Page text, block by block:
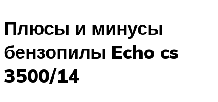
Плюсы и минусы
бензопилы Echo cs
3500/14